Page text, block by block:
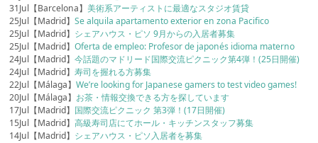
31Jul【Barcelona】美術系アーティストに最適なスタジオ賃貸
25Jul【Madrid】Se alquila apartamento exterior en zona Pacifico
25Jul【Madrid】 シェアハウス・ピソ 9月からの入居者募集
25Jul【Madrid】Oferta de empleo: Profesor de japonés idioma materno
24Jul【Madrid】今話題のマドリード国際交流ピクニック第4弾！(25日開催)
24Jul【Madrid】寿司を握れる方募集
22Jul【Málaga】We’re looking for Japanese gamers to test video games!
20Jul【Málaga】 お茶・情報交換できる方を探しています
17Jul【Madrid】 国際交流ピクニック 第3弾！(17日開催)
15Jul【Madrid】高級寿司店にてホール・キッチンスタッフ募集
14Jul【Madrid】 シェアハウス・ピソ入居者を募集